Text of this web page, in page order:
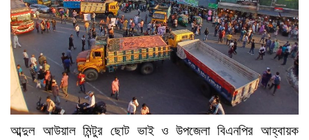
আব্দুল আউয়াল মিন্টুর ছোট ভাই ও উপজেলা বিএনপির আহ্বায়ক